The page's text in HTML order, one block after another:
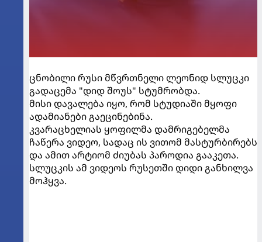
ცნობილი რუსი მწვრთნელი ლეონიდ სლუცკი
გადაცემა "დიდ შოუს" სტუმრობდა.
მისი დავალება იყო, რომ სტუდიაში მყოფი
ადამიანები გაეცინებინა.
კვარაცხელიას ყოფილმა დამრიგებელმა
ჩაწერა ვიდეო, სადაც ის ვითომ მასტურბირებს
და ამით არტიომ ძიუბას პაროდია გააკეთა.
სლუცკის ამ ვიდეოს რუსეთში დიდი განხილვა
მოჰყვა.